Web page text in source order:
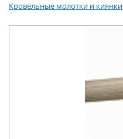
Кровельные молотки и киянки